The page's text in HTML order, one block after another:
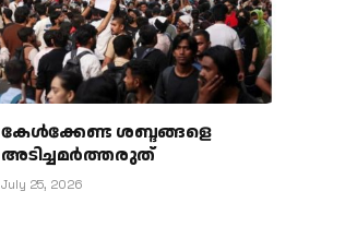
കേള്‍ക്കേണ്ട ശബ്ദങ്ങളെ
അടിച്ചമര്‍ത്തരുത്
July 25, 2026